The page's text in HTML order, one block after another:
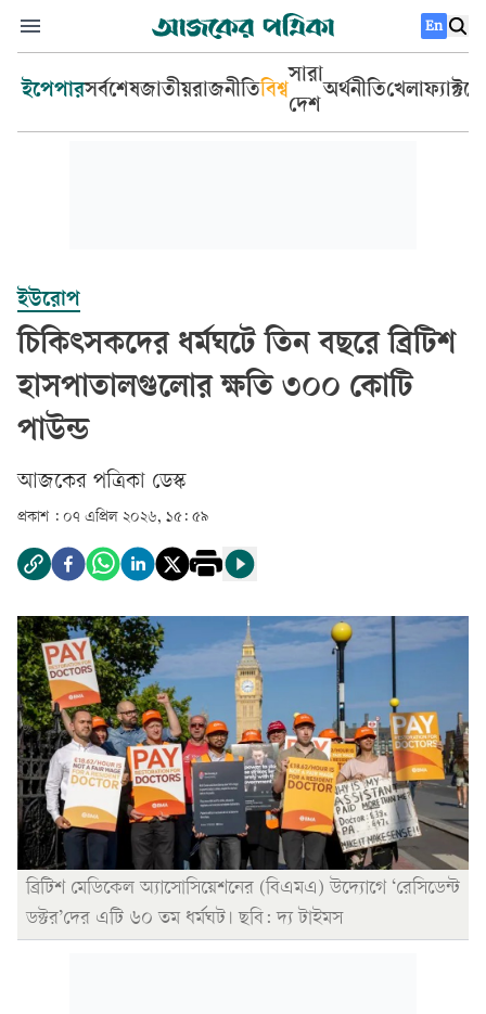
En
ইপেপারসর্বশেষজাতীয়রাজনীতিবিশ্ব
সারা
দেশ
অর্থনীতিখেলা
ইউরোপ
চিকিৎসকদের ধর্মঘটে তিন বছরে ব্রিটিশ
হাসপাতালগুলোর ক্ষতি ৩০০ কোটি
পাউন্ড
আজকের পত্রিকা ডেস্ক­
প্রকাশ : ০৭ এপ্রিল ২০২৬, ১৫: ৫৯
ব্রিটিশ মেডিকেল অ্যাসোসিয়েশনের (বিএমএ) উদ্যোগে ‘রেসিডেন্ট
ডক্টর’দের এটি ৬০ তম ধর্মঘট। ছবি: দ্য টাইমস